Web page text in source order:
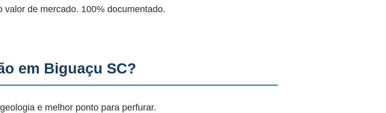
de mercado. 100% documentado.
em Biguaçu SC?
e melhor ponto para perfurar.